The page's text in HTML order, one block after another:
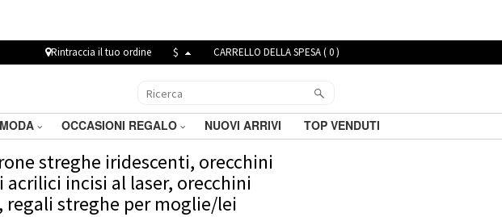
Rintraccia il tuo ordine $ CARRELLO DELLA SPESA (0)
MODA OCCASIONI REGALO NUOVI ARRIVI TOP VENDUTI
streghe iridescenti, orecchini
incisi al laser, orecchini
streghe per moglie/lei